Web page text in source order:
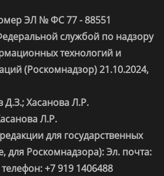
ЭЛ № ФС 77 - 88551
службой по надзору
технологий и
(Роскомнадзор) 21.10.2024,
Д.З.; Хасанова Л.Р.
Л.Р.
для государственных
для Роскомнадзора): Эл. почта:
+7 919 1406488